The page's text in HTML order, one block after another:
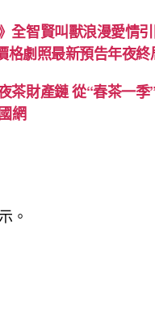
全智賢叫獸浪漫愛情
格劇照最新預告年夜終
茶財產鏈 從“春茶一季
網
。